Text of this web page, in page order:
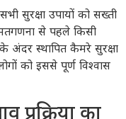
सुरक्षा उपायों को सख्ती
मतगणना से पहले किसी
के अंदर स्थापित कैमरे सुरक्षा
को इससे पूर्ण विश्वास
प्रक्रिया का